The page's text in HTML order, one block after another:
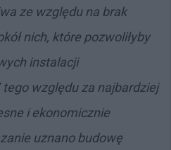
ze względu na brak
nich, które pozwoliłyby
instalacji
względu za najbardziej
i ekonomicznie
uznano budowę